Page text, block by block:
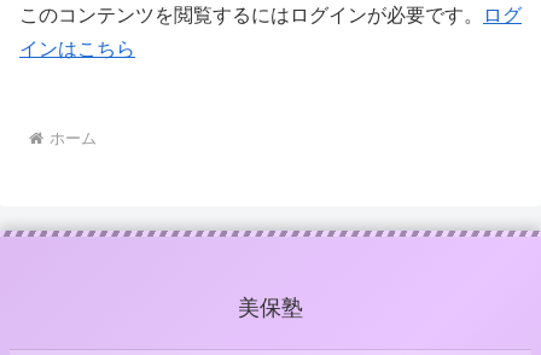
このコンテンツを閲覧するにはログインが必要です。
ログ
インはこちら
ホーム
美保塾